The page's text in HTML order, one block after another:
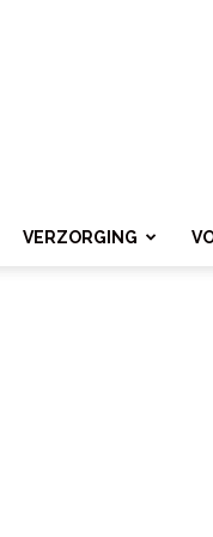
VERZORGING